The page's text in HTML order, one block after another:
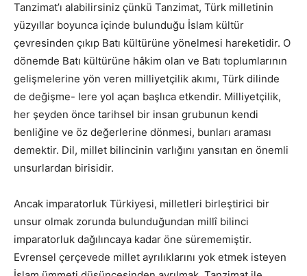
Tanzimat’ı alabilirsiniz çünkü Tanzimat, Türk milletinin
yüzyıllar boyunca içinde bulunduğu İslam kültür
çevresinden çıkıp Batı kültürüne yönelmesi hareketidir. O
dönemde Batı kültürüne hâkim olan ve Batı toplumlarının
gelişmelerine yön veren milliyetçilik akımı, Türk dilinde
de değişme- lere yol açan başlıca etkendir. Milliyetçilik,
her şeyden önce tarihsel bir insan grubunun kendi
benliğine ve öz değerlerine dönmesi, bunları araması
demektir. Dil, millet bilincinin varlığını yansıtan en önemli
unsurlardan birisidir.
Ancak imparatorluk Türkiyesi, milletleri birleştirici bir
unsur olmak zorunda bulunduğundan millî bilinci
imparatorluk dağılıncaya kadar öne sürememiştir.
Evrensel çerçevede millet ayrılıklarını yok etmek isteyen